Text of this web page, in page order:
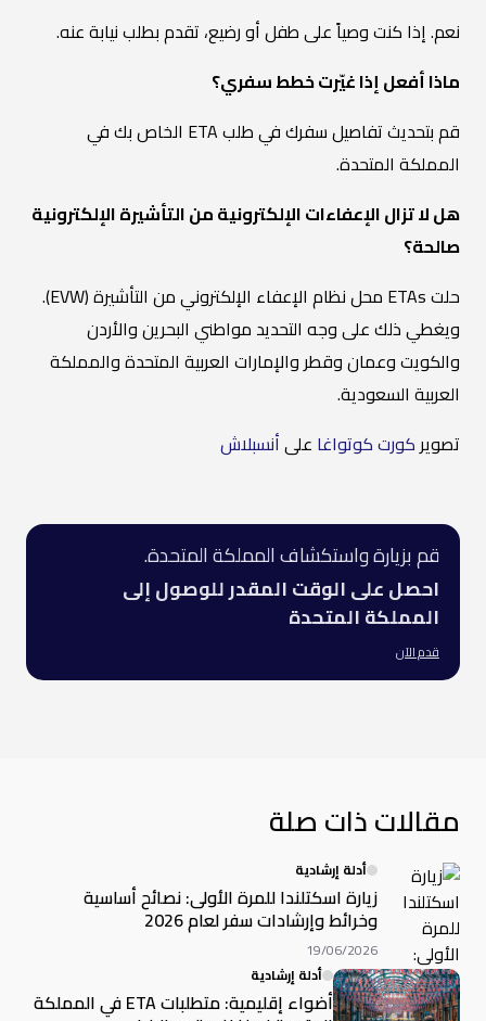
نعم. إذا كنت وصياً على طفل أو رضيع، تقدم بطلب نيابة عنه.
ماذا أفعل إذا غيّرت خطط سفري؟
قم بتحديث تفاصيل سفرك في طلب ETA الخاص بك في
المملكة المتحدة.
هل لا تزال الإعفاءات الإلكترونية من التأشيرة الإلكترونية
صالحة؟
حلت ETAs محل نظام الإعفاء الإلكتروني من التأشيرة (EVW).
ويغطي ذلك على وجه التحديد مواطني البحرين والأردن
والكويت وعمان وقطر والإمارات العربية المتحدة والمملكة
العربية السعودية.
تصويركورت كوتواغا علىأنسبلاش
قم بزيارة واستكشاف المملكة المتحدة.
احصل على الوقت المقدر للوصول إلى
المملكة المتحدة
قدم الآن
مقالات ذات صلة
أدلة إرشادية
زيارة اسكتلندا للمرة الأولى: نصائح أساسية
وخرائط وإرشادات سفر لعام 2026
19/06/2026
أدلة إرشادية
أضواء إقليمية: متطلبات ETA في المملكة